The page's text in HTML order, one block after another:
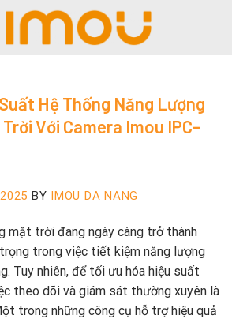
Hệ Thống Năng Lượng
Với Camera Imou IPC-
BY IMOU DA NANG
mặt trời đang ngày càng trở thành
trong việc tiết kiệm năng lượng
Tuy nhiên, để tối ưu hóa hiệu suất
theo dõi và giám sát thường xuyên là
trong những công cụ hỗ trợ hiệu quả